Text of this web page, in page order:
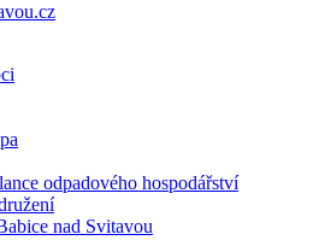
odpadového hospodářství
nad Svitavou